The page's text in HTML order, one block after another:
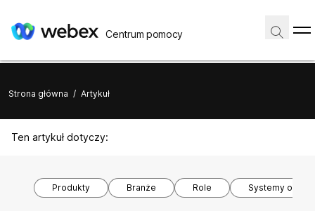
Centrum pomocy
Strona główna / Artykuł
Ten artykuł dotyczy:
Produkty Branże Role Systemy